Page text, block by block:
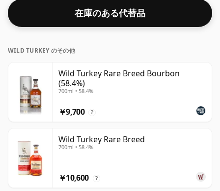
在庫のある代替品
WILD TURKEY のその他
Wild Turkey Rare Breed Bourbon
(58.4%)
700ml • 58.4%
￥9,700 ?
Wild Turkey Rare Breed
700ml • 58.4%
￥10,600 ?